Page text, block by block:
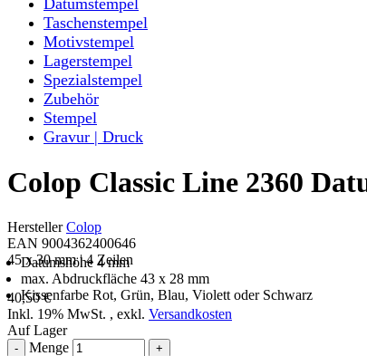
Datumstempel
Taschenstempel
Motivstempel
Lagerstempel
Spezialstempel
Zubehör
Stempel
Gravur | Druck
Colop Classic Line 2360
HerstellerColop
EAN 9004362400646
45 x 30 mm | 4 Zeilen
Datumshöhe 4 mm
max. Abdruckfläche 43 x 28 mm
Kissenfarbe Rot, Grün, Blau, Violett oder Schwarz
40,50 €
Inkl. 19% MwSt. , exkl. Versandkosten
Auf Lager
- Menge
+